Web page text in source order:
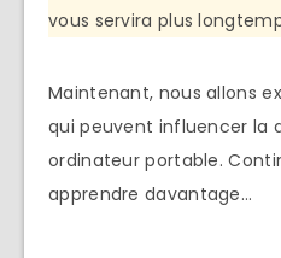
vous servira plus
Maintenant, nous allons
qui peuvent influencer la
ordinateur portable.
apprendre davantage…